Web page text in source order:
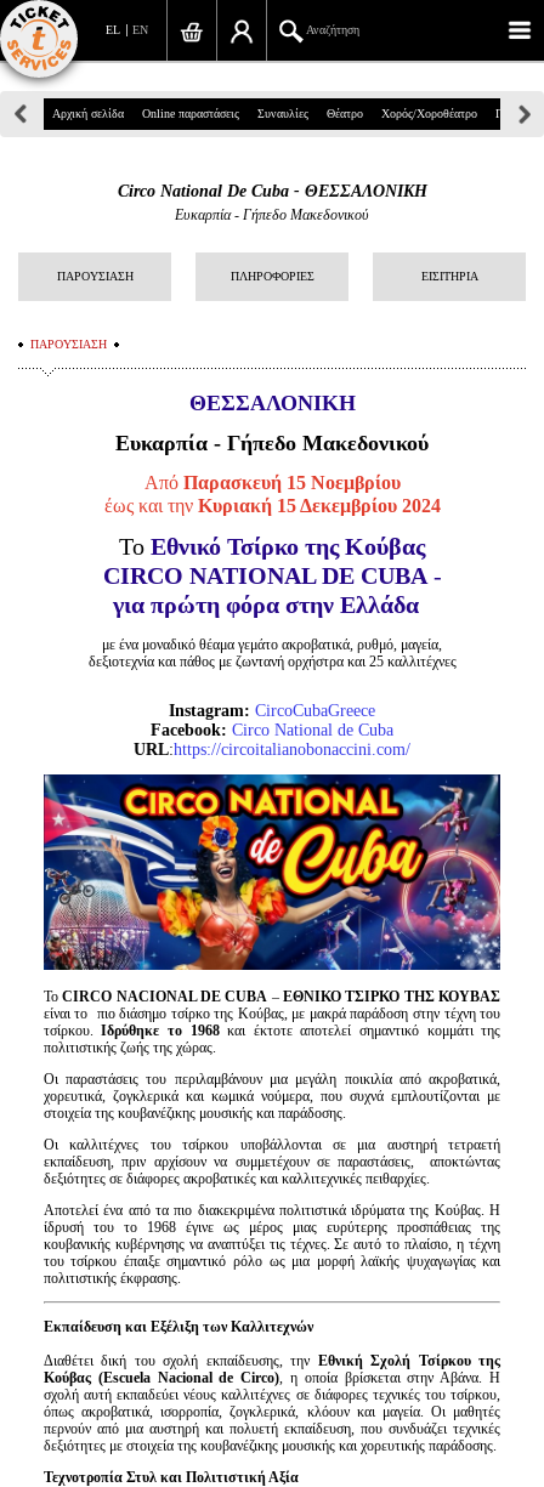
EN
EL Αναζήτηση
Πανεπιστημίου 39, Αθήνα
info@ticketservices.gr
Αναζήτηση
Σύνδεση/Εγγραφή
Αναζήτηση παραγγελίας
Προσωπικά Δεδομένα
Πληροφορίες
Είσοδος διαχειριστή
Αρχική σελίδα Online παραστάσεις Συναυλίες Θέατρο Χορός/Χοροθέατρο Παιδικά
Circo National De Cuba - ΘΕΣΣΑΛΟΝΙΚΗ
Ευκαρπία - Γήπεδο Μακεδονικού
ΠΑΡΟΥΣΙΑΣΗ ΠΛΗΡΟΦΟΡΙΕΣ ΕΙΣΙΤΗΡΙΑ
ΠΑΡΟΥΣΙΑΣΗ
ΘΕΣΣΑΛΟΝΙΚΗ
Ευκαρπία - Γήπεδο Μακεδονικού
ΑπόΠαρασκευή 15 Νοεμβρίου
έως και τηνΚυριακή 15 Δεκεμβρίου 2024
Το Εθνικό Τσίρκο της Κούβας
CIRCO NATIONAL DE CUBA-
για πρώτη φόρα στην Ελλάδα
με ένα μοναδικό θέαμα γεμάτο ακροβατικά, ρυθμό, μαγεία,
δεξιοτεχνία και πάθος με ζωντανή ορχήστρα και 25 καλλιτέχνες
Instagram: CircoCubaGreece
Facebook: Circo National de Cuba
URL:https://circoitalianobonaccini.com/
ΤοCIRCO NACIONAL DE CUBA –ΕΘΝΙΚΟ ΤΣΙΡΚΟ ΤΗΣ ΚΟΥΒΑΣ
είναι το πιο διάσημο τσίρκο της Κούβας, με μακρά παράδοση στην τέχνη του
τσίρκου.Ιδρύθηκε το 1968και έκτοτε αποτελεί σημαντικό κομμάτι της
πολιτιστικής ζωής της χώρας.
Οι παραστάσεις του περιλαμβάνουν μια μεγάλη ποικιλία από ακροβατικά,
χορευτικά, ζογκλερικά και κωμικά νούμερα, που συχνά εμπλουτίζονται με
στοιχεία της κουβανέζικης μουσικής και παράδοσης.
Οι καλλιτέχνες του τσίρκου υποβάλλονται σε μια αυστηρή τετραετή
εκπαίδευση, πριν αρχίσουν να συμμετέχουν σε παραστάσεις, αποκτώντας
δεξιότητες σε διάφορες ακροβατικές και καλλιτεχνικές πειθαρχίες.
Αποτελεί ένα από τα πιο διακεκριμένα πολιτιστικά ιδρύματα της Κούβας. Η
ίδρυσή του το 1968 έγινε ως μέρος μιας ευρύτερης προσπάθειας της
κουβανικής κυβέρνησης να αναπτύξει τις τέχνες. Σε αυτό το πλαίσιο, η τέχνη
του τσίρκου έπαιξε σημαντικό ρόλο ως μια μορφή λαϊκής ψυχαγωγίας και
πολιτιστικής έκφρασης.
Εκπαίδευση και Εξέλιξη των Καλλιτεχνών
Διαθέτει δική του σχολή εκπαίδευσης, την Εθνική Σχολή Τσίρκου της
Κούβας (Escuela Nacional de Circo), η οποία βρίσκεται στην Αβάνα. Η
σχολή αυτή εκπαιδεύει νέους καλλιτέχνες σε διάφορες τεχνικές του τσίρκου,
όπως ακροβατικά, ισορροπία, ζογκλερικά, κλόουν και μαγεία. Οι μαθητές
περνούν από μια αυστηρή και πολυετή εκπαίδευση, που συνδυάζει τεχνικές
δεξιότητες με στοιχεία της κουβανέζικης μουσικής και χορευτικής παράδοσης.
Τεχνοτροπία Στυλ και Πολιτιστική Αξία